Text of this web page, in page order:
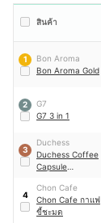
สินค้า
1
Bon Aroma
Bon Aroma Gold
2
G7
G7 3 in 1
3
Duchess
Duchess Coffee
Capsule
4
Chon Cafe
Chon Cafe กาแฟ
ขี้ชะมด